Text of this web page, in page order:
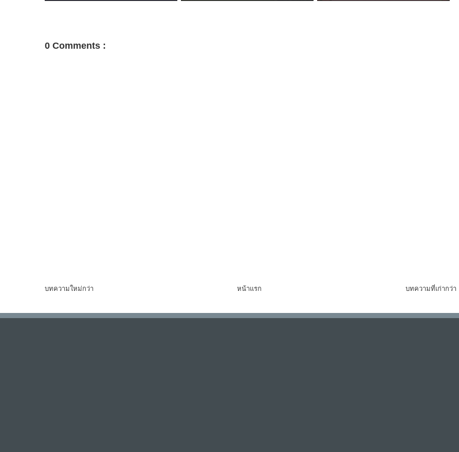
0 Comments :
บทความใหม่กว่า บทความที่เก่ากว่า
หน้าแรก